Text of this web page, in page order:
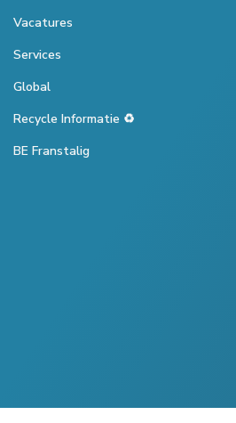
Vacatures
Services
Global
Recycle Informatie ♻️
BE Franstalig